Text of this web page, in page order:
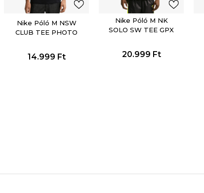
Nike Póló M NSW
CLUB TEE PHOTO
14.999 Ft
Nike Póló M NK
SOLO SW TEE GPX
20.999 Ft